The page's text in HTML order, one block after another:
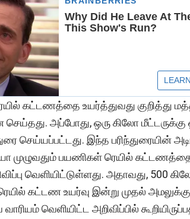
கட்டணத்தை உயர்த்துவது குறித்து
அப்போது, ஒரு கிலோ மீட்டருக்கு
செய்யப்பட்டது. இந்த பரிந்துரையின்
முழுவதும் பயணிகள் ரெயில்
வெளியிட்டுள்ளது. அதாவது, 500
கட்டண உயர்வு இன்று முதல்
வெளியிட்ட அறிவிப்பில்